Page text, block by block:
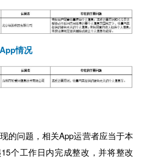
情况
问题，相关App运营者应当于本
个工作日内完成整改，并将整改